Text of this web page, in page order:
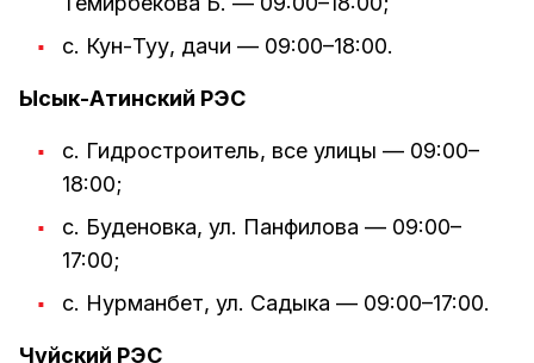
с. Кун-Туу, дачи — 09:00–18:00.
Ысык-Атинский РЭС
с. Гидростроитель, все улицы — 09:00–
18:00;
с. Буденовка, ул. Панфилова — 09:00–
17:00;
с. Нурманбет, ул. Садыка — 09:00–17:00.
Чуйский РЭС